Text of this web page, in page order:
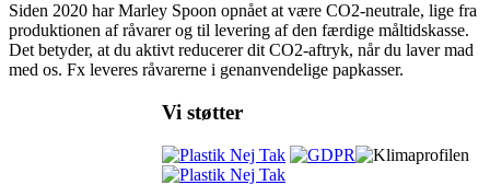
Siden 2020 har Marley Spoon opnået at være CO2-neutrale, lige fra
produktionen af råvarer og til levering af den færdige måltidskasse.
Det betyder, at du aktivt reducerer dit CO2-aftryk, når du laver mad
med os. Fx leveres råvarerne i genanvendelige papkasser.
Vi støtter